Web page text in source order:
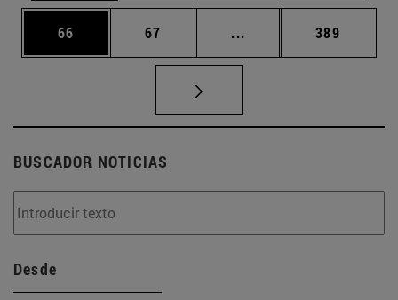
Página
66 Página
67 ... Páginas intermedias
Página
389
BUSCADOR NOTICIAS
Desde